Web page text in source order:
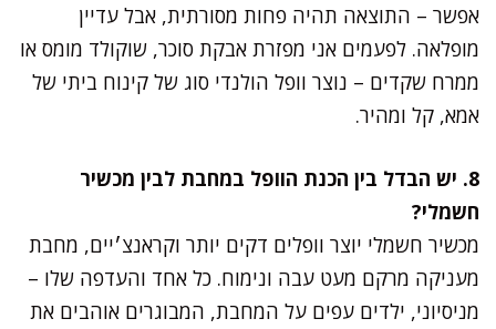
אפשר – התוצאה תהיה פחות מסורתית, אבל עדיין
מופלאה. לפעמים אני מפזרת אבקת סוכר, שוקולד מומס או
ממרח שקדים – נוצר וופל הולנדי סוג של קינוח ביתי של
אמא, קל ומהיר.
8. יש הבדל בין הכנת הוופל במחבת לבין מכשיר
חשמלי?
מכשיר חשמלי יוצר וופלים דקים יותר וקראנצ׳יים, מחבת
מעניקה מרקם מעט עבה ונימוח. כל אחד והעדפה שלו –
מניסיוני, ילדים עפים על המחבת, המבוגרים אוהבים את